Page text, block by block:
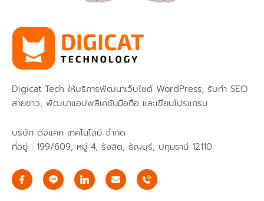
Digicat Tech ให้บริการพัฒนาเว็บไซต์ WordPress, รับทำ SEO
สายขาว, พัฒนาแอปพลิเคชันมือถือ และเขียนโปรแกรม
บริษัท ดิจิแคท เทคโนโลยี จำกัด
ที่อยู่ : 199/609, หมู่ 4, รังสิต, ธัญบุรี, ปทุมธานี 12110
I
c
o
E
n
v